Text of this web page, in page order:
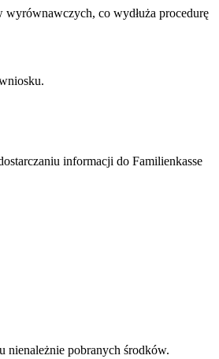
wyrównawczych, co wydłuża procedurę
informacji do Familienkasse
nienależnie pobranych środków.